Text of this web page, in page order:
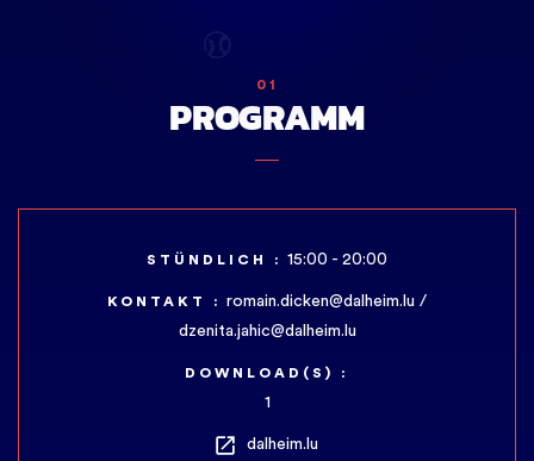
01
PROGRAMM
STÜNDLICH : 15:00 - 20:00
KONTAKT :
romain.dicken@dalheim.lu /
dzenita.jahic@dalheim.lu
DOWNLOAD(S) :
1
dalheim.lu